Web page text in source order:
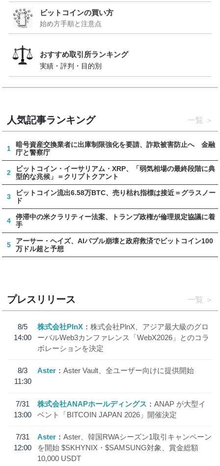
ビットコインの買い方
始め方手順と注意点
おすすめ取引所ランキング
実績・評判・目的別
人気記事ランキング 一覧
1
暗号資産交換業者に出庫制限強化を要請、詐欺被害防止へ 金融
庁と警察庁
2
ビットコイン・イーサリアム・XRP、「弱気相場の最終段階に典
型的な兆候」＝クリプトクアント
3
ビットコイン流出6.58万BTC、売り枯れ指標は接近＝グラスノー
ド
4
停滞中の米クラリティー法案、トランプ政権が倫理規定協議に着
手
5
アーサー・ヘイズ、AIバブル崩壊と政府救済でビットコイン100
万ドル超と予想
プレスリリース 一覧
8/5
14:00
株式会社PlnX
株式会社PlnX、アジア最大級のグロ
ーバルWeb3カンファレンス「WebX2026」とのコラ
ボレーションを決定
8/3
11:30
Aster Aster Vault、全ユーザー向けに提供開始
7/31
13:00
株式会社ANAPホールディングス
ANAP が大型イ
ベント「BITCOIN JAPAN 2026」開催決定
7/31
12:00
Aster
Aster、韓国RWAシーズン1取引キャンペーン
を開始 $SKHYNIX・$SAMSUNG対象、賞金総額
10,000 USDT